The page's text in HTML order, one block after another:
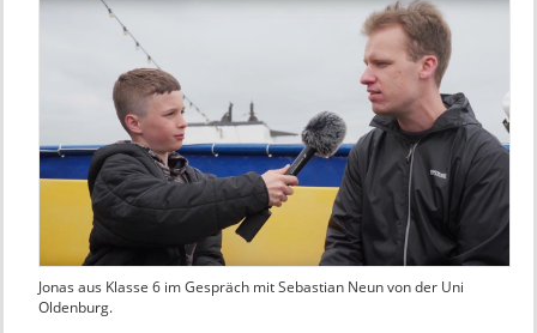
Jonas aus Klasse 6 im Gespräch mit Sebastian Neun von der Uni
Oldenburg.